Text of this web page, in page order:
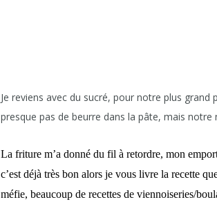
Je reviens avec du sucré, pour notre plus grand
presque pas de beurre dans la pâte, mais
La friture m’a donné du fil à retordre, mon
c’est déjà très bon alors je vous livre la recette
méfie, beaucoup de recettes de viennoiseries/